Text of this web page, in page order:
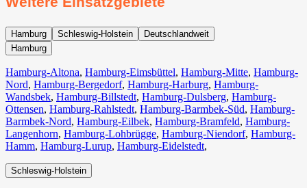
Hamburg Schleswig-Holstein
Deutschlandweit
Hamburg
Hamburg-Altona, Hamburg-Eimsbüttel, Hamburg-Mitte, Hamburg-
Nord, Hamburg-Bergedorf, Hamburg-Harburg, Hamburg-
Wandsbek, Hamburg-Billstedt, Hamburg-Dulsberg, Hamburg-
Ottensen, Hamburg-Rahlstedt, Hamburg-Barmbek-Süd, Hamburg-
Barmbek-Nord, Hamburg-Eilbek, Hamburg-Bramfeld, Hamburg-
Langenhorn, Hamburg-Lohbrügge, Hamburg-Niendorf, Hamburg-
Hamm, Hamburg-Lurup, Hamburg-Eidelstedt,
Schleswig-Holstein